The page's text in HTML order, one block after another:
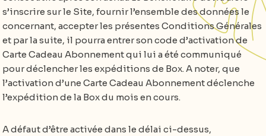
s’inscrire sur le Site, fournir l’ensemble des données le
concernant, accepter les présentes Conditions Générales
et par la suite, il pourra entrer son code d’activation de
Carte Cadeau Abonnement qui lui a été communiqué
pour déclencher les expéditions de Box. A noter, que
l’activation d’une Carte Cadeau Abonnement déclenche
l’expédition de la Box du mois en cours.
A défaut d’être activée dans le délai ci-dessus,